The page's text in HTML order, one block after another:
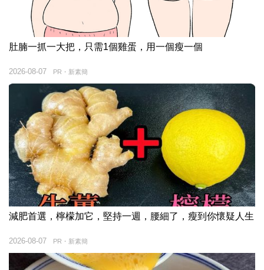
肚腩一抓一大把，只需1個雞蛋，用一個瘦一個
PR・新素簡
2026-08-07
減肥首選，檸檬加它，堅持一週，腰細了，瘦到你懷疑人生
PR・新素簡
2026-08-07